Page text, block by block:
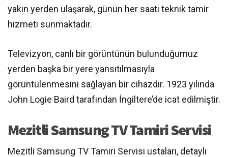
yakın yerden ulaşarak, günün her saati teknik tamir
hizmeti sunmaktadır.
Televizyon, canlı bir görüntünün bulunduğumuz
yerden başka bir yere yansıtılmasıyla
görüntülenmesini sağlayan bir cihazdır. 1923 yılında
John Logie Baird tarafından İngiltere’de icat edilmiştir.
Mezitli Samsung TV Tamiri Servisi
Mezitli Samsung TV Tamiri Servisi ustaları, detaylı